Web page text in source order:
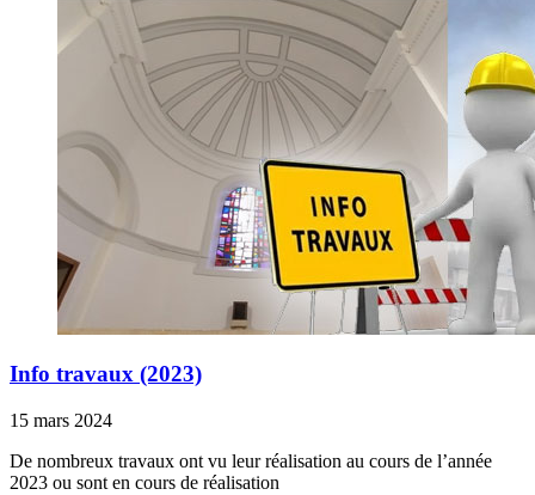
Info travaux (2023)
15 mars 2024
De nombreux travaux ont vu leur réalisation au cours de l’année
2023 ou sont en cours de réalisation